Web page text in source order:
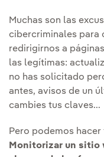
Muchas son las
cibercriminales para
redirigirnos a
las legítimas:
no has solicitado
antes, avisos de un
cambies tus claves...
Pero podemos
Monitorizar un sitio